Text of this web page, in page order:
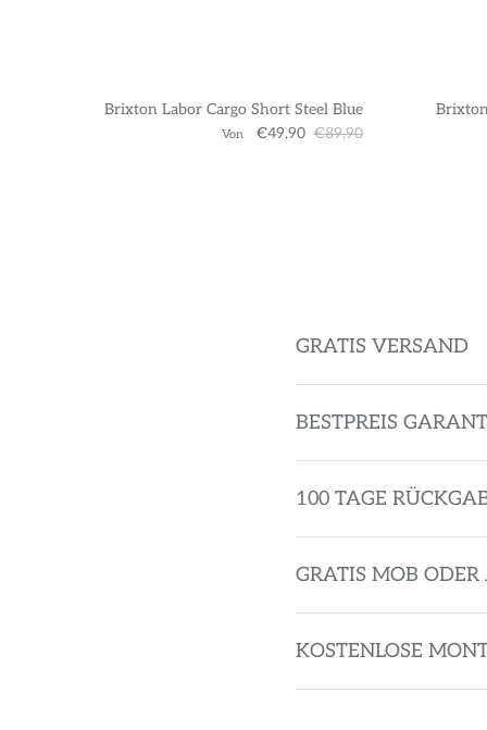
Brixton Labor Cargo Short Steel Blue
Von €49,90 €89,90
GRATIS VERSAND
BESTPREIS
100 TAGE
GRATIS MOB ODER
KOSTENLOSE